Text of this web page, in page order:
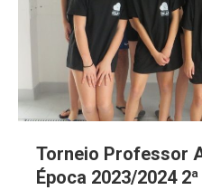
Torneio Professor
Época 2023/2024